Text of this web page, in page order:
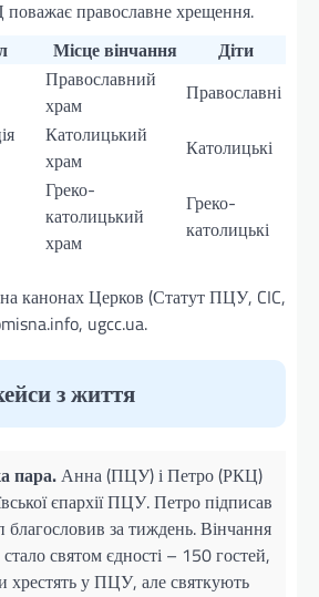
православне хрещення.
Місце вінчання
Діти
Православний
храм
Православні
Католицький
храм
Католицькі
Греко-
католицький
храм
Греко-
католицькі
канонах Церков (Статут ПЦУ, CIC,
ugcc.ua.
з життя
пара.Анна (ПЦУ) і Петро (РКЦ)
єпархії ПЦУ. Петро підписав
благословив за тиждень. Вінчання
святом єдності – 150 гостей,
хрестять у ПЦУ, але святкують